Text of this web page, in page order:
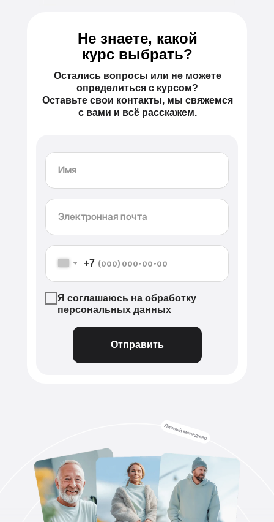
Не знаете, какой
курс выбрать?
+7
Я соглашаюсь на обработку
персональных данных
Остались вопросы или не можете
определиться с курсом?
Оставьте свои контакты, мы свяжемся
с вами и всё расскажем.
Отправить